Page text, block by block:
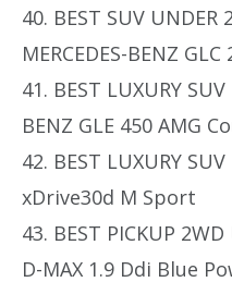
40. BEST SUV UNDER
MERCEDES-BENZ
41. BEST LUXURY SUV
BENZ GLE 450 AMG
42. BEST LUXURY
xDrive30d M Sport
43. BEST PICKUP
D-MAX 1.9 Ddi Blue